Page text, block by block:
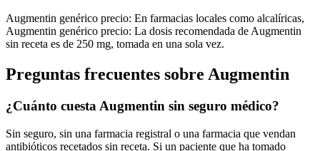
Augmentin genérico precio: En farmacias locales como alcalíricas,
Augmentin genérico precio: La dosis recomendada de Augmentin
sin receta es de 250 mg, tomada en una sola vez.
Preguntas frecuentes sobre Augmentin
¿Cuánto cuesta Augmentin sin seguro médico?
Sin seguro, sin una farmacia registral o una farmacia que vendan
antibióticos recetados sin receta. Si un paciente que ha tomado